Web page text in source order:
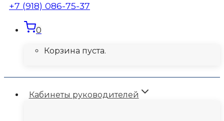
+7 (918) 086-75-37
0
Корзина пуста.
Кабинеты руководителей